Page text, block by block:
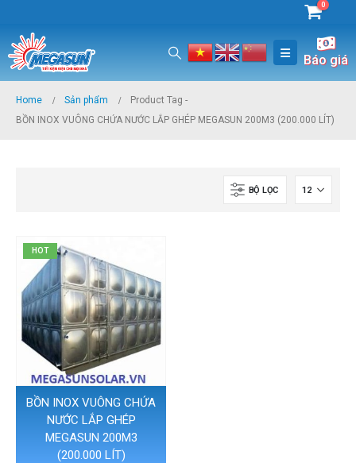
0
Báo giá
Home Sản phẩm
Product Tag -
BỒN INOX VUÔNG CHỨA NƯỚC LẮP GHÉP MEGASUN 200M3 (200.000 LÍT)
BỘ LỌC
HOT
BỒN INOX VUÔNG CHỨA
NƯỚC LẮP GHÉP
MEGASUN 200M3
(200.000 LÍT)